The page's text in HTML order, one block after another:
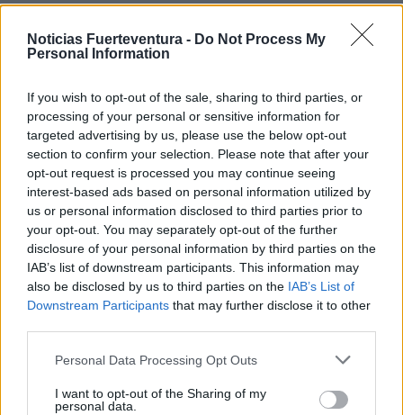
Noticias Fuerteventura - Do Not Process My
Personal Information
If you wish to opt-out of the sale, sharing to third parties, or
processing of your personal or sensitive information for
targeted advertising by us, please use the below opt-out
section to confirm your selection. Please note that after your
opt-out request is processed you may continue seeing
interest-based ads based on personal information utilized by
us or personal information disclosed to third parties prior to
your opt-out. You may separately opt-out of the further
disclosure of your personal information by third parties on the
IAB’s list of downstream participants. This information may
also be disclosed by us to third parties on the IAB’s List of
Downstream Participants that may further disclose it to other
Personal Data Processing Opt Outs
I want to opt-out of the Sharing of my
personal data.
Así, una vez estabilizada la pequeña, fue
trasladada en una ambulancia medicalizada al
Hospital General de Fuerteventura, donde
traslado al Hospital Universitario Materno Infantil
de Canarias.
En el lugar del incidente también se personaron
agentes de la Policía Local, que colaboraron con
los recursos intervinientes, así como efectivos de la
Guardia Civil que se encargaron de instruir las
diligencias.
Comentarios (0)
LO MÁS LEÍDO